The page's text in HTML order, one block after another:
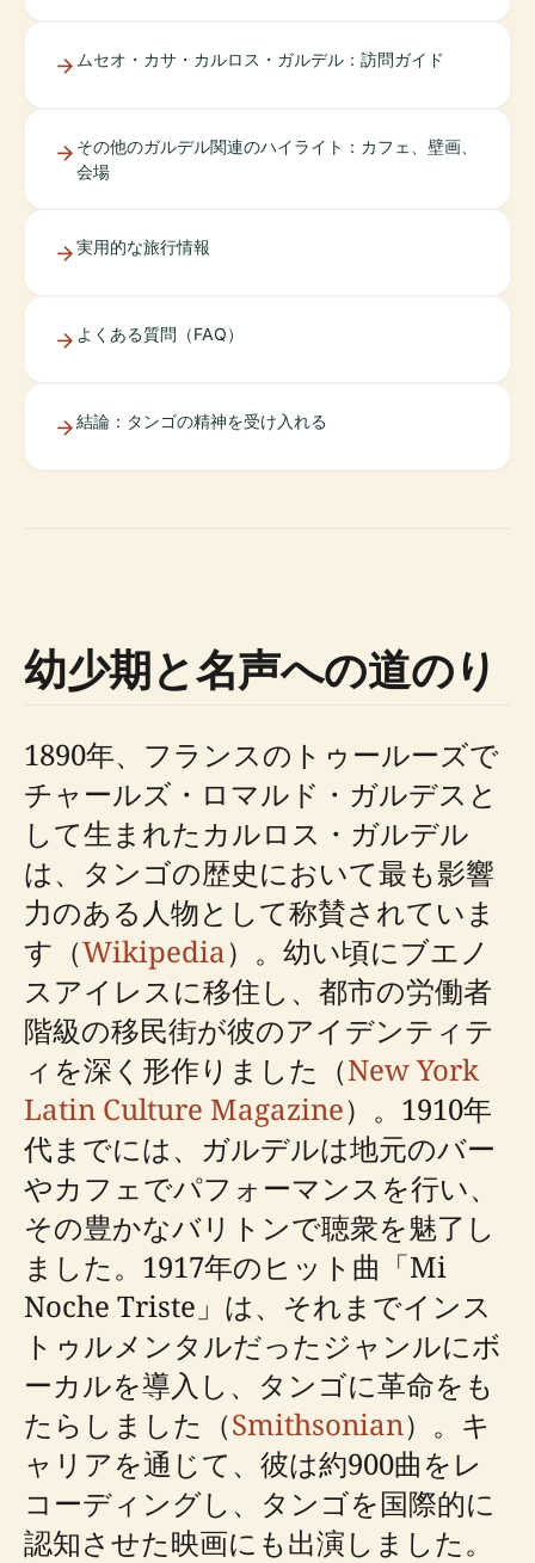
ムセオ・カサ・カルロス・ガルデル：訪問ガイド
その他のガルデル関連のハイライト：カフェ、壁画、
会場
実用的な旅行情報
よくある質問（FAQ）
結論：タンゴの精神を受け入れる
幼少期と名声への道のり
1890年、フランスのトゥールーズで
チャールズ・ロマルド・ガルデスと
して生まれたカルロス・ガルデル
は、タンゴの歴史において最も影響
力のある人物として称賛されていま
す（Wikipedia）。幼い頃にブエノ
スアイレスに移住し、都市の労働者
階級の移民街が彼のアイデンティテ
ィを深く形作りました（New York
Latin Culture Magazine）。1910年
代までには、ガルデルは地元のバー
やカフェでパフォーマンスを行い、
その豊かなバリトンで聴衆を魅了し
ました。1917年のヒット曲「Mi
Noche Triste」は、それまでインス
トゥルメンタルだったジャンルにボ
ーカルを導入し、タンゴに革命をも
たらしました（Smithsonian）。キ
ャリアを通じて、彼は約900曲をレ
コーディングし、タンゴを国際的に
認知させた映画にも出演しました。